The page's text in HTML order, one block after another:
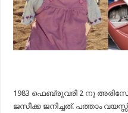
1983 ഫെബ്രുവരി 2 നു
ജസീക്ക ജനിച്ചത്. പത്താം